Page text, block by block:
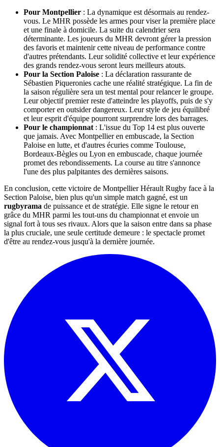
Pour Montpellier : La dynamique est désormais au rendez-
vous. Le MHR possède les armes pour viser la première place
et une finale à domicile. La suite du calendrier sera
déterminante. Les joueurs du MHR devront gérer la pression
des favoris et maintenir cette niveau de performance contre
d'autres prétendants. Leur solidité collective et leur expérience
des grands rendez-vous seront leurs meilleurs atouts.
Pour la Section Paloise : La déclaration rassurante de
Sébastien Piqueronies cache une réalité stratégique. La fin de
la saison régulière sera un test mental pour relancer le groupe.
Leur objectif premier reste d'atteindre les playoffs, puis de s'y
comporter en outsider dangereux. Leur style de jeu équilibré
et leur esprit d'équipe pourront surprendre lors des barrages.
Pour le championnat : L'issue du Top 14 est plus ouverte
que jamais. Avec Montpellier en embuscade, la Section
Paloise en lutte, et d'autres écuries comme Toulouse,
Bordeaux-Bègles ou Lyon en embuscade, chaque journée
promet des rebondissements. La course au titre s'annonce
l'une des plus palpitantes des dernières saisons.
En conclusion, cette victoire de Montpellier Hérault Rugby face à la
Section Paloise, bien plus qu'un simple match gagné, est un
rugbyrama de puissance et de stratégie. Elle signe le retour en
grâce du MHR parmi les tout-uns du championnat et envoie un
signal fort à tous ses rivaux. Alors que la saison entre dans sa phase
la plus cruciale, une seule certitude demeure : le spectacle promet
d'être au rendez-vous jusqu'à la dernière journée.